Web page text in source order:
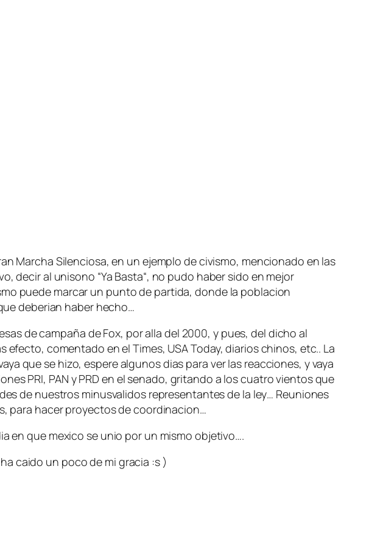
Marcha Silenciosa, en un ejemplo de civismo, mencionado en las
decir al unisono “Ya Basta“, no pudo haber sido en mejor
puede marcar un punto de partida, donde la poblacion
deberian haber hecho…
de campaña de Fox, por alla del 2000, y pues,del dicho al
comentado en el Times, USA Today, diarios chinos, etc.. La
que se hizo, espere algunos dias para ver las reacciones, y vaya
PRI, PAN y PRD en el senado, gritando a los cuatro vientos que
de nuestros minusvalidos representantes de la ley… Reuniones
para hacer proyectos de coordinacion…
en que mexico se unio por un mismo objetivo….
caido un poco de mi gracia :s )